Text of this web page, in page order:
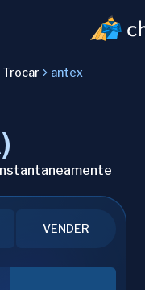
Trocar antex
VENDER